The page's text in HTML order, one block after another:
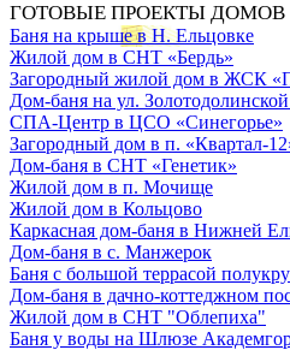
ГОТОВЫЕ ПРОЕКТЫ ДОМОВ
Баня на крыше в Н. Ельцовке
Жилой дом в СНТ «Бердь»
Загородный жилой дом в ЖСК
Дом-баня на ул.
СПА-Центр в ЦСО «Синегорье»
Загородный дом в п. «Квартал-
Дом-баня в СНТ «Генетик»
Жилой дом в п. Мочище
Жилой дом в Кольцово
Каркасная дом-баня в Нижней
Дом-баня в с. Манжерок
Баня с большой террасой
Дом-баня в дачно-коттеджном
Жилой дом в СНТ "Облепиха"
Баня у воды на Шлюзе